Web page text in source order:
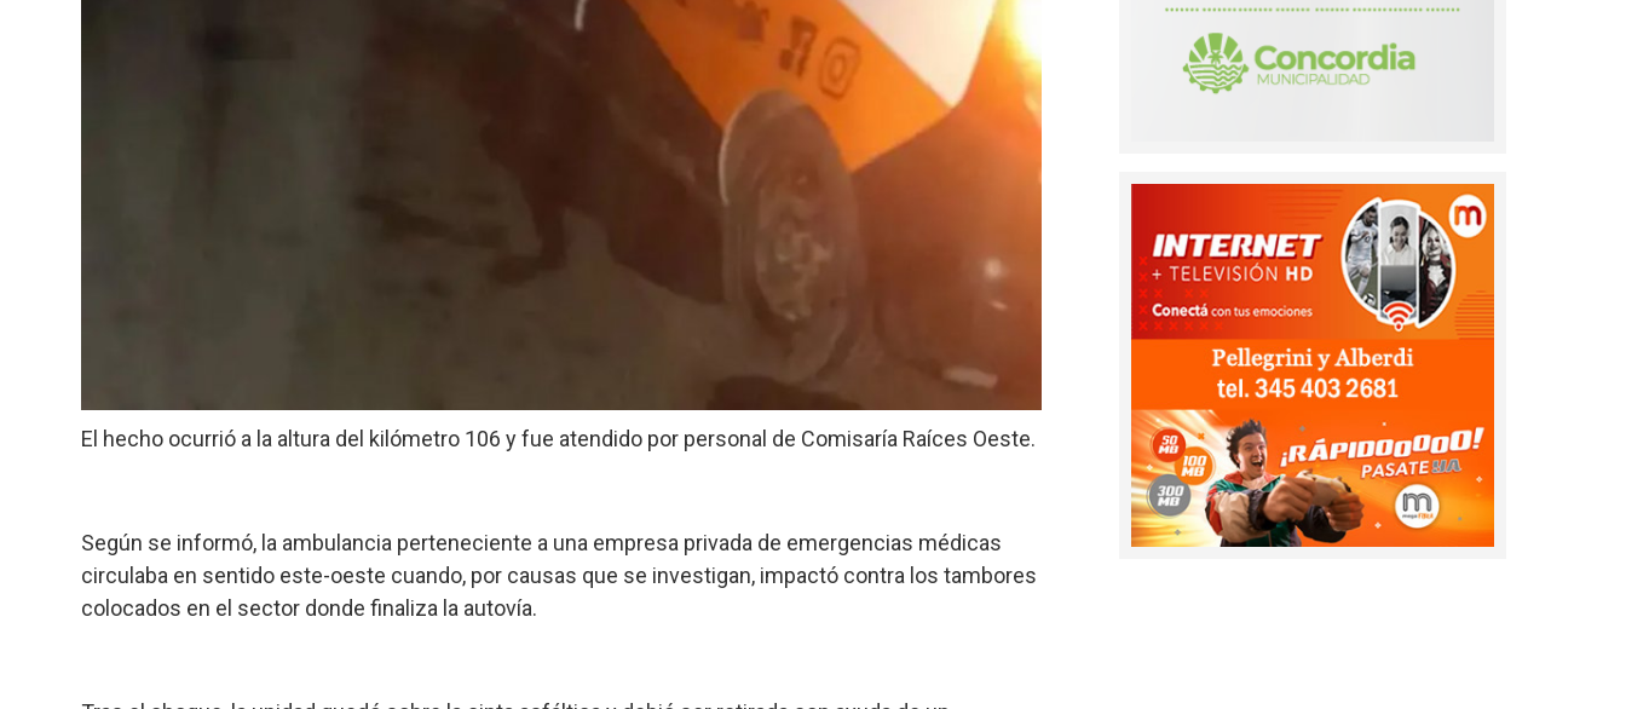
El hecho ocurrió a la altura del kilómetro 106 y fue atendido por personal de Comisaría Raíces Oeste.
Según se informó, la ambulancia perteneciente a una empresa privada de emergencias médicas
circulaba en sentido este-oeste cuando, por causas que se investigan, impactó contra los tambores
colocados en el sector donde finaliza la autovía.